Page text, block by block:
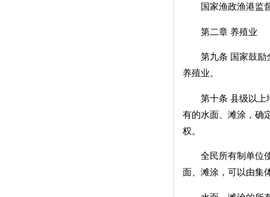
国家渔政渔港监督
第二章 养殖业
第九条 国家鼓励全
养殖业。
第十条 县级以上地
有的水面、滩涂，确
权。
全民所有制单位使
面、滩涂，可以由集